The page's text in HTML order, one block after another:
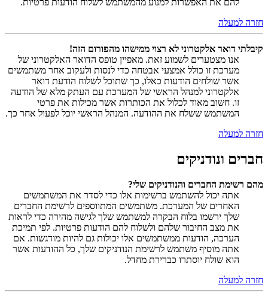
חזרה למעלה
קיבלתי דואר אלקטרוני לא רצוי ממישהו מהפורום הזה!
אנו מצטערים לשמוע זאת. מאפיין טופס הדואר האלקטרוני של
מערכת זו כולל אמצעי אבטחה כדי לנסות ולעקוב אחר משתמשים
אשר שולחים הודעות כאלו, כך שתוכל לשלוח הודעת דואר
אלקטרוני למנהל הראשי של המערכת עם העתק מלא של הודעה
זו. חשוב מאוד לכלול את הכותרות אשר מכילות את פרטי
המשתמש ששלח את ההודעה. המנהל הראשי יוכל לפעול אחר כך.
חזרה למעלה
חברים ונודניקים
מהם רשימת החברים והנודניקים שלי?
אתה יכול להשתמש ברשימות אלו כדי לסדר את המשתמשים
האחרים של המערכת. משתמשים המתווספים לרשימת החברים
שלך ירשמו בלוח הבקרה למשתמש שלך לגישה מהירה כדי לראות
את מצב החיבור שלהם ולשלוח להם הודעות פרטיות. לפי תמיכת
הערכה, הודעות ממשתמשים אלו יכולות גם להיות מודגשות. אם
אתה מוסיף משתמש לרשימת הנודניקים שלך, כל ההודעות אשר
הוא שולח יוסתרו כברירת מחדל.
חזרה למעלה